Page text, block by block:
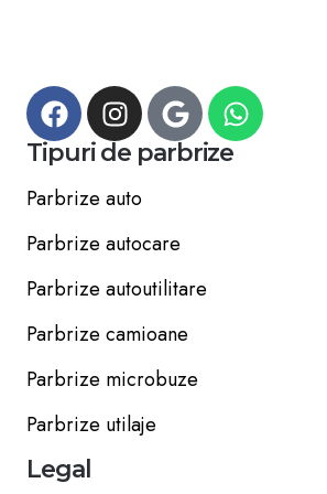
Tipuri de parbrize
Parbrize auto
Parbrize autocare
Parbrize autoutilitare
Parbrize camioane
Parbrize microbuze
Parbrize utilaje
Legal